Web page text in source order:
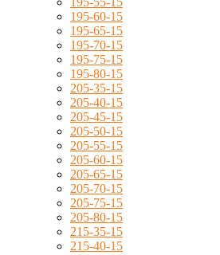
195-60-15
195-65-15
195-70-15
195-75-15
195-80-15
205-35-15
205-40-15
205-45-15
205-50-15
205-55-15
205-60-15
205-65-15
205-70-15
205-75-15
205-80-15
215-35-15
215-40-15